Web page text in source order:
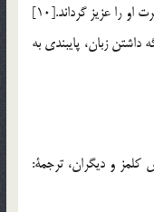
به او شده در گذرد خداوند به جاي آن در دنيا و آخرت او را عزيز گرداند.[10]
زبان، پايبندي به
و ديگران، ترجمة: